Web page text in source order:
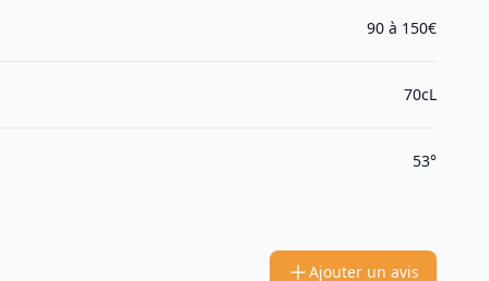
90 à 150€
70cL
53°
Ajouter un avis